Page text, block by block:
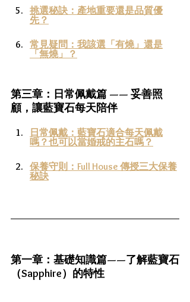
挑選秘訣：產地重要還是品質優
先？
常見疑問：我該選「有燒」還是
「無燒」？
第三章：日常佩戴篇 —— 妥善照
顧，讓藍寶石每天陪伴
日常佩戴：藍寶石適合每天佩戴
嗎？也可以當婚戒的主石嗎？
保養守則：Full House 傳授三大保養
秘訣
第一章：基礎知識篇——了解藍寶石
（Sapphire）的特性